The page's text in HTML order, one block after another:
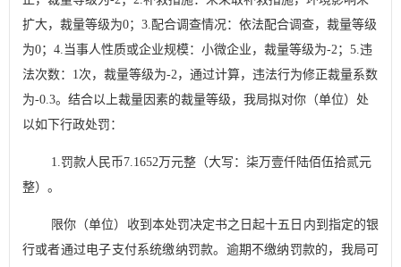
扩大，裁量等级为0；3.配合调查情况：依法配合调查，裁量等级
为0；4. 当事人性质或企业规模：小微企业，裁量等级为-2；5.违
法次数： 1次，裁量等级为-2，通过计算，违法行为修正裁量系数
为-0.3。结合以上裁量因素的裁量等级，我局拟对你（单位）处
以如下行政处罚：
1.罚款人民币 7.1652万元整 （大写： 柒万壹仟陆佰伍拾贰元
整）。
限你（单位）收到本处罚决定书之日起十五日内到指定的银
行或者通过电子支付系统缴纳罚款。逾期不缴纳罚款的，我局可